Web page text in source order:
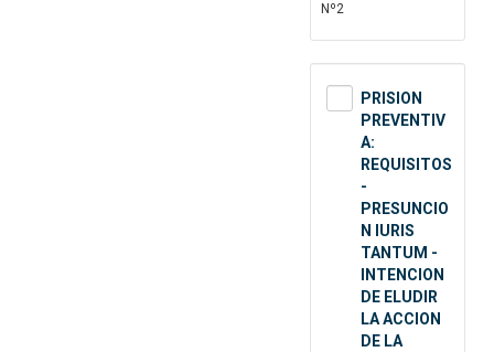
Nº2
PRISION
PREVENTIV
A:
REQUISITOS
-
PRESUNCIO
N IURIS
TANTUM -
INTENCION
DE ELUDIR
LA ACCION
DE LA